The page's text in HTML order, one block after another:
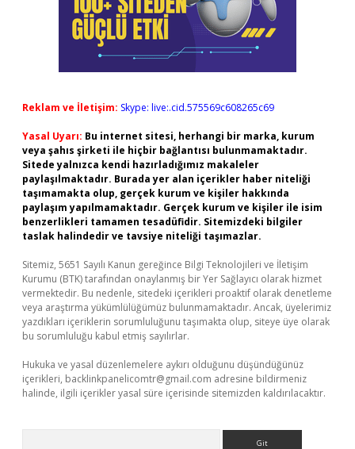
Reklam ve İletişim: Skype: live:.cid.575569c608265c69
Yasal Uyarı: Bu internet sitesi, herhangi bir marka, kurum
veya şahıs şirketi ile hiçbir bağlantısı bulunmamaktadır.
Sitede yalnızca kendi hazırladığımız makaleler
paylaşılmaktadır. Burada yer alan içerikler haber niteliği
taşımamakta olup, gerçek kurum ve kişiler hakkında
paylaşım yapılmamaktadır. Gerçek kurum ve kişiler ile isim
benzerlikleri tamamen tesadüfidir. Sitemizdeki bilgiler
taslak halindedir ve tavsiye niteliği taşımazlar.
Sitemiz, 5651 Sayılı Kanun gereğince Bilgi Teknolojileri ve İletişim
Kurumu (BTK) tarafından onaylanmış bir Yer Sağlayıcı olarak hizmet
vermektedir. Bu nedenle, sitedeki içerikleri proaktif olarak denetleme
veya araştırma yükümlülüğümüz bulunmamaktadır. Ancak, üyelerimiz
yazdıkları içeriklerin sorumluluğunu taşımakta olup, siteye üye olarak
bu sorumluluğu kabul etmiş sayılırlar.
Hukuka ve yasal düzenlemelere aykırı olduğunu düşündüğünüz
içerikleri, backlinkpanelicomtr@gmail.com adresine bildirmeniz
halinde, ilgili içerikler yasal süre içerisinde sitemizden kaldırılacaktır.